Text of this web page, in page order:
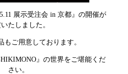
展示受注会 in 京都』の開催が
たしました。
もご用意しております。
』の世界をご堪能くだ
さい。